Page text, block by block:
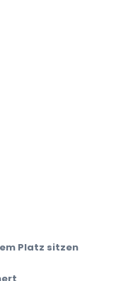
Platz sitzen